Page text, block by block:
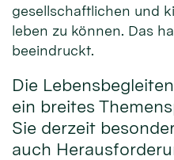
gesellschaftlichen und
leben zu können. Das
beeindruckt.
Die
ein breites
Sie derzeit
auch